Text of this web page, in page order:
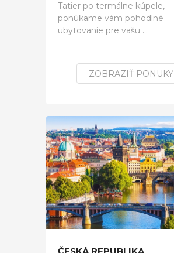
Tatier po termálne kúpele,
ponúkame vám pohodlné
ubytovanie pre vašu ...
ZOBRAZIŤ PONUKY